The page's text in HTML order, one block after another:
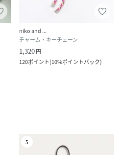
niko and ...
チャーム・キーチェーン
1,320円
120ポイント(10%ポイントバック)
5